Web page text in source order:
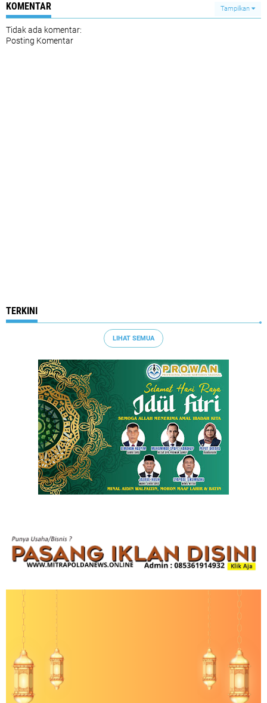
KOMENTAR Tampilkan
Tidak ada komentar:
Posting Komentar
TERKINI
LIHAT SEMUA